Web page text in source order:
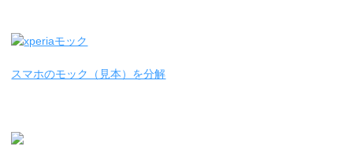
スマホのモック（見本）を分解